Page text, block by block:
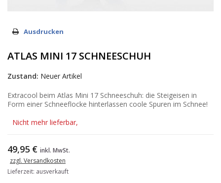
Ausdrucken
ATLAS MINI 17 SCHNEESCHUH
Zustand: Neuer Artikel
Extracool beim Atlas Mini 17 Schneeschuh: die Steigeisen in
Form einer Schneeflocke hinterlassen coole Spuren im Schnee!
Nicht mehr lieferbar,
49,95 € inkl. MwSt.
zzgl. Versandkosten
Lieferzeit: ausverkauft